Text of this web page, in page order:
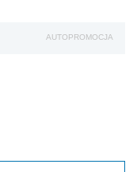
AUTOPROMOCJA